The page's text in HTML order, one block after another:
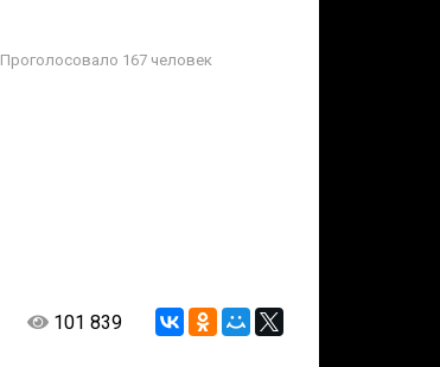
Проголосовало 167 человек
101 839